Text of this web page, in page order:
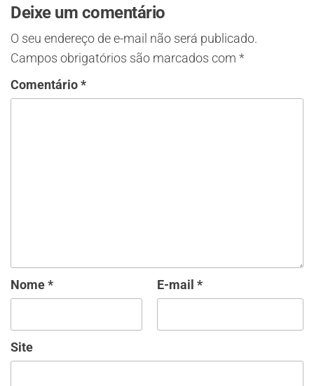
Deixe um comentário
O seu endereço de e-mail não será publicado.
Campos obrigatórios são marcados com *
Comentário*
Nome* E-mail *
Site